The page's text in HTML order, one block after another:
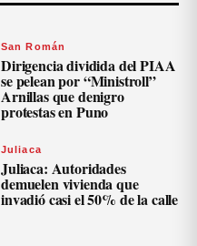
San Román
Dirigencia dividida del PIAA
se pelean por “Ministroll”
Arnillas que denigro
protestas en Puno
Juliaca
Juliaca: Autoridades
demuelen vivienda que
invadió casi el 50% de la calle